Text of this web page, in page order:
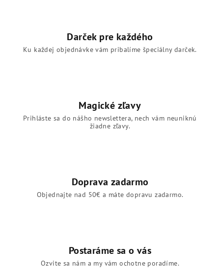
Darček pre každého
Ku každej objednávke vám pribalíme špeciálny darček.
Magické zľavy
Prihláste sa do nášho newslettera, nech vám neuniknú
žiadne zľavy.
Doprava zadarmo
Objednajte nad 50€ a máte dopravu zadarmo.
Postaráme sa o vás
Ozvite sa nám a my vám ochotne poradíme.